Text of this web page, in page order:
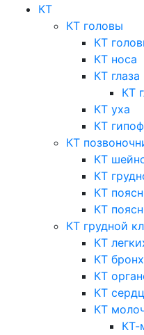
КТ
КТ головы
КТ
КТ носа
КТ глаза
КТ
КТ уха
КТ
КТ
КТ
КТ
КТ
КТ
КТ грудной
КТ
КТ
КТ
КТ
КТ
КТ-